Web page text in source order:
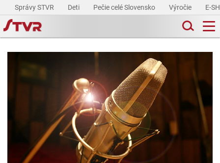
Správy STVR Deti Pečie celé Slovensko Výročie E-